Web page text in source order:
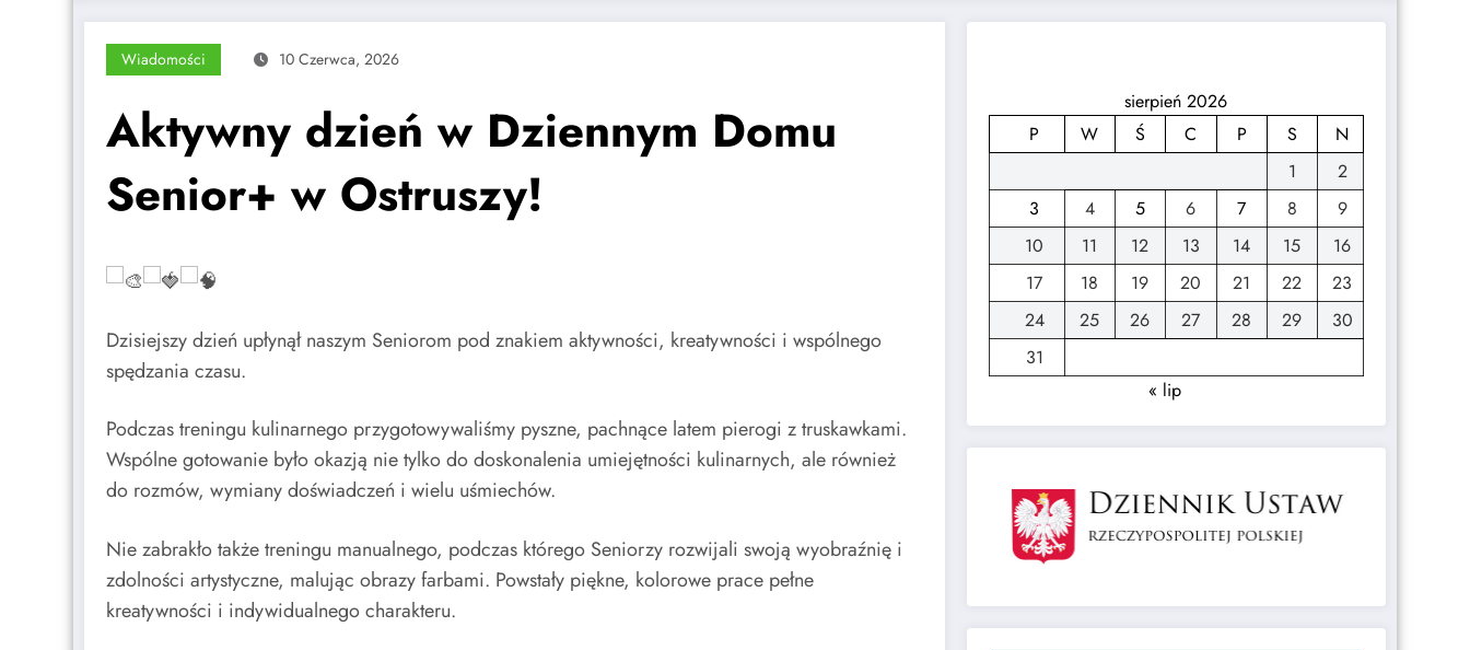
Wiadomości 10 Czerwca, 2026
Aktywny dzień w Dziennym Domu
Senior+ w Ostruszy!
Dzisiejszy dzień upłynął naszym Seniorom pod znakiem aktywności, kreatywności i wspólnego
spędzania czasu.
Podczas treningu kulinarnego przygotowywaliśmy pyszne, pachnące latem pierogi z truskawkami.
Wspólne gotowanie było okazją nie tylko do doskonalenia umiejętności kulinarnych, ale również
do rozmów, wymiany doświadczeń i wielu uśmiechów.
Nie zabrakło także treningu manualnego, podczas którego Seniorzy rozwijali swoją wyobraźnię i
zdolności artystyczne, malując obrazy farbami. Powstały piękne, kolorowe prace pełne
kreatywności i indywidualnego charakteru.
sierpień 2026
P
W Ś C P S
N
1
2
3
4 5 6 7 8
9
10
11 12 13 14 15
16
17
18 19 20 21 22
23
24
25 26 27 28 29
30
31
« lip